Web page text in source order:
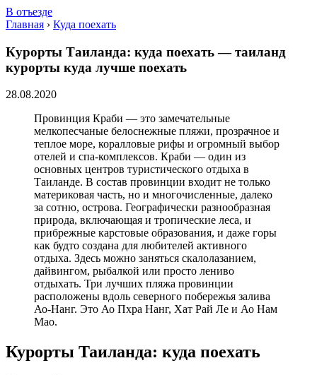
В отъезде
Главная › Куда поехать
Курорты Таиланда: куда поехать — таиланд
курорты куда лучше поехать
28.08.2020
Провинция Краби — это замечательные
мелкопесчаные белоснежные пляжи, прозрачное и
теплое море, коралловые рифы и огромный выбор
отелей и спа-комплексов. Краби — один из
основных центров туристического отдыха в
Таиланде. В состав провинции входит не только
материковая часть, но и многочисленные, далеко
за сотню, острова. Географически разнообразная
природа, включающая и тропические леса, и
прибрежные карстовые образования, и даже горы
как будто создана для любителей активного
отдыха. Здесь можно заняться скалолазанием,
дайвингом, рыбалкой или просто лениво
отдыхать. Три лучших пляжа провинции
расположены вдоль северного побережья залива
Ао-Нанг. Это Ао Пхра Нанг, Хат Рай Ле и Ао Нам
Мао.
Курорты Таиланда: куда поехать